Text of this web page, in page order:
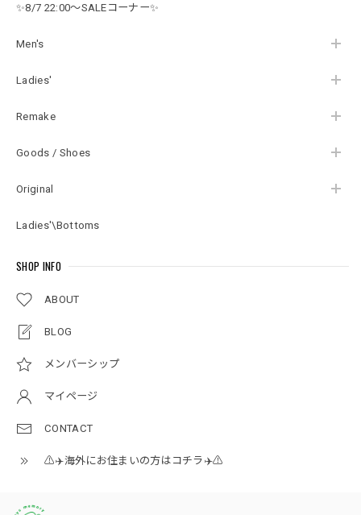
✨8/7 22:00～SALEコーナー✨
Men's
Ladies'
Remake
Goods / Shoes
Original
Ladies'\Bottoms
SHOP INFO
ABOUT
BLOG
メンバーシップ
マイページ
CONTACT
⚠️✈️海外にお住まいの方はコチラ✈️⚠️